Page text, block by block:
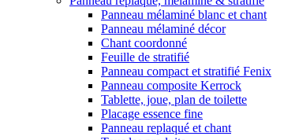
Panneau mélaminé blanc et chant
Panneau mélaminé décor
Chant coordonné
Feuille de stratifié
Panneau compact et stratifié Fenix
Panneau composite Kerrock
Tablette, joue, plan de toilette
Placage essence fine
Panneau replaqué et chant